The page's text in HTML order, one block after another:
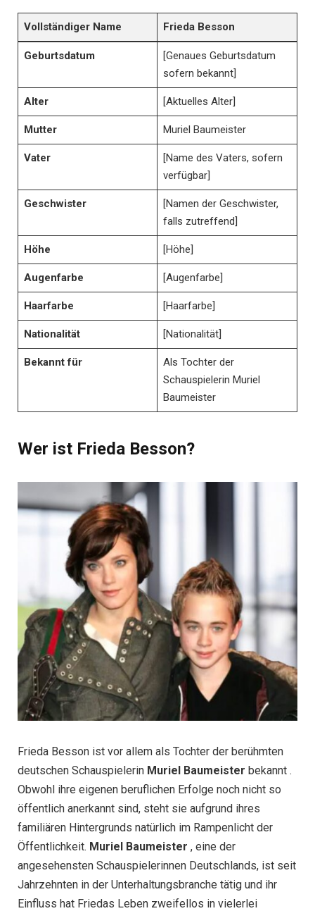
Vollständiger Name Frieda Besson
Geburtsdatum
[Genaues Geburtsdatum
sofern bekannt]
Alter [Aktuelles Alter]
Mutter Muriel Baumeister
Vater
[Name des Vaters, sofern
verfügbar]
Geschwister
[Namen der Geschwister,
falls zutreffend]
Höhe [Höhe]
Augenfarbe [Augenfarbe]
Haarfarbe [Haarfarbe]
Nationalität [Nationalität]
Bekannt für
Als Tochter der
Schauspielerin Muriel
Baumeister
Wer ist Frieda Besson?
Frieda Besson ist vor allem als Tochter der berühmten
deutschen Schauspielerin Muriel Baumeister bekannt .
Obwohl ihre eigenen beruflichen Erfolge noch nicht so
öffentlich anerkannt sind, steht sie aufgrund ihres
familiären Hintergrunds natürlich im Rampenlicht der
Öffentlichkeit. Muriel Baumeister , eine der
angesehensten Schauspielerinnen Deutschlands, ist seit
Jahrzehnten in der Unterhaltungsbranche tätig und ihr
Einfluss hat Friedas Leben zweifellos in vielerlei